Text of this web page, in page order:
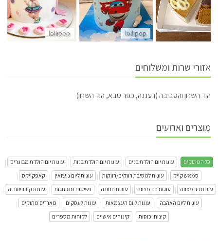
lollipop
lollipop
אזורי שרות ומשלוחים
הוד השרון והסביבה (רעננה, כפר סבא, הוד השרון)
מוצרים וארועים
כל המתוקים | עוגות יום הולדת בנים | עוגות יום הולדת בנות | עוגות יום הולדת מבוגרים
|
סמאש קייק
| עוגות למסיבת רווקים/רווקות | עוגות ליום נישואין | קאפקייקס |
עוגות בר מצווה
| עוגות בת מצווה | עוגות חתונה | נשיקות ממותגות | עוגות קונדיטוריה
|
עוגות ליום האהבה
| עוגות ליום העצמאות | עוגות לעסקים | מארזים מתוקים
|
קינוחי כוסות | קינוחים אישיים | לקוחות מספרים